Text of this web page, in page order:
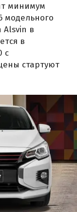
минимум
модельного
Alsvin в
в
с
стартуют